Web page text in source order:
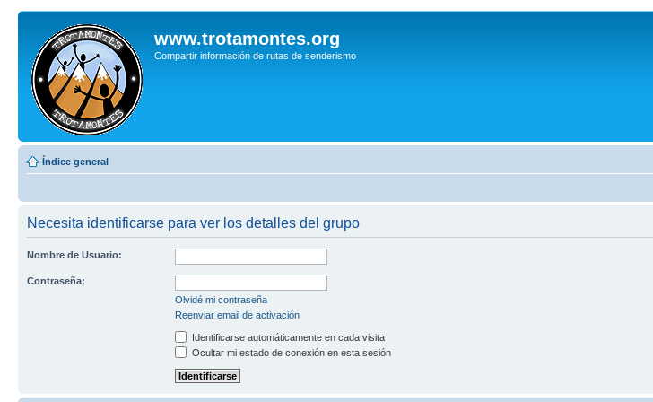
www.trotamontes.org
Compartir información de rutas de senderismo
Índice general
Necesita identificarse para ver los detalles del grupo
Nombre de Usuario:
Contraseña:
Olvidé mi contraseña
Reenviar email de activación
Identificarse automáticamente en cada visita
Ocultar mi estado de conexión en esta sesión